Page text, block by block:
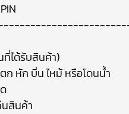
ที่ได้รับสินค้า)
หัก บิ่น ไหม้ หรือโดนน้ำ
สินค้า